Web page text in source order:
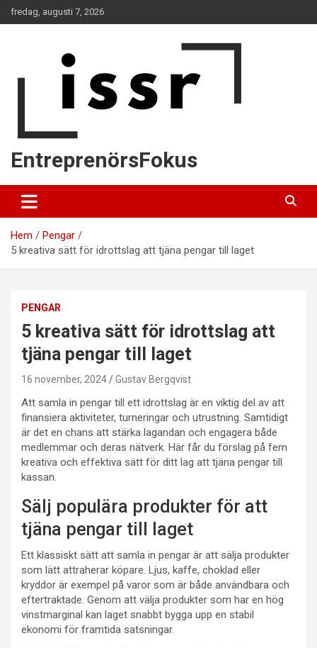
Hoppa
till
fredag, augusti 7, 2026
EntreprenörsFokus
Hem
Pengar
5 kreativa sätt för idrottslag att tjäna pengar till laget
PENGAR
5 kreativa sätt för idrottslag att
tjäna pengar till laget
16 november, 2024 Gustav Bergqvist
Att samla in pengar till ett idrottslag är en viktig del av att
finansiera aktiviteter, turneringar och utrustning. Samtidigt
är det en chans att stärka lagandan och engagera både
medlemmar och deras nätverk. Här får du förslag på fem
kreativa och effektiva sätt för ditt lag att tjäna pengar till
kassan.
Sälj populära produkter för att
tjäna pengar till laget
Ett klassiskt sätt att samla in pengar är att sälja produkter
som lätt attraherar köpare. Ljus, kaffe, choklad eller
kryddor är exempel på varor som är både användbara och
eftertraktade. Genom att välja produkter som har en hög
vinstmarginal kan laget snabbt bygga upp en stabil
ekonomi för framtida satsningar.